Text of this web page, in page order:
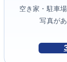
空き家・駐車
写真が